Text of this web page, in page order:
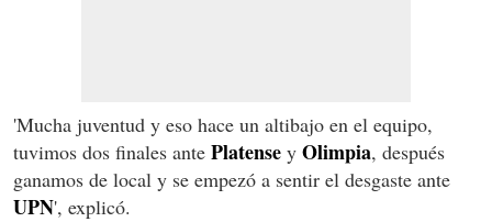
'Mucha juventud y eso hace un altibajo en el equipo,
tuvimos dos finales ante Platense y Olimpia, después
ganamos de local y se empezó a sentir el desgaste ante
UPN', explicó.